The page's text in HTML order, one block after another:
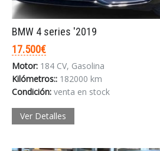
BMW 4 series '2019
17.500€
Motor: 184 CV, Gasolina
Kilómetros:: 182000 km
Condición: venta en stock
Ver Detalles